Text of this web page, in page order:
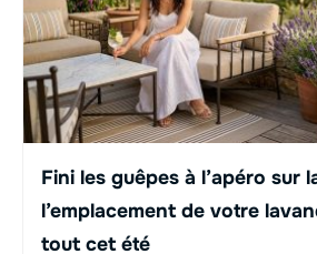
Fini les guêpes à l’apéro sur
l’emplacement de votre
tout cet été